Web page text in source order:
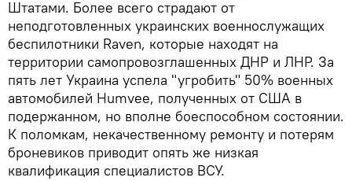
Штатами. Более всего страдают от
неподготовленных украинских военнослужащих
беспилотники Raven, которые находят на
территории самопровозглашенных ДНР и ЛНР. За
пять лет Украина успела "угробить" 50% военных
автомобилей Humvee, полученных от США в
подержанном, но вполне боеспособном состоянии.
К поломкам, некачественному ремонту и потерям
броневиков приводит опять же низкая
квалификация специалистов ВСУ.